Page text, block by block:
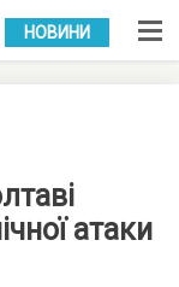
УКР РУС
НОВИНИ
атаки